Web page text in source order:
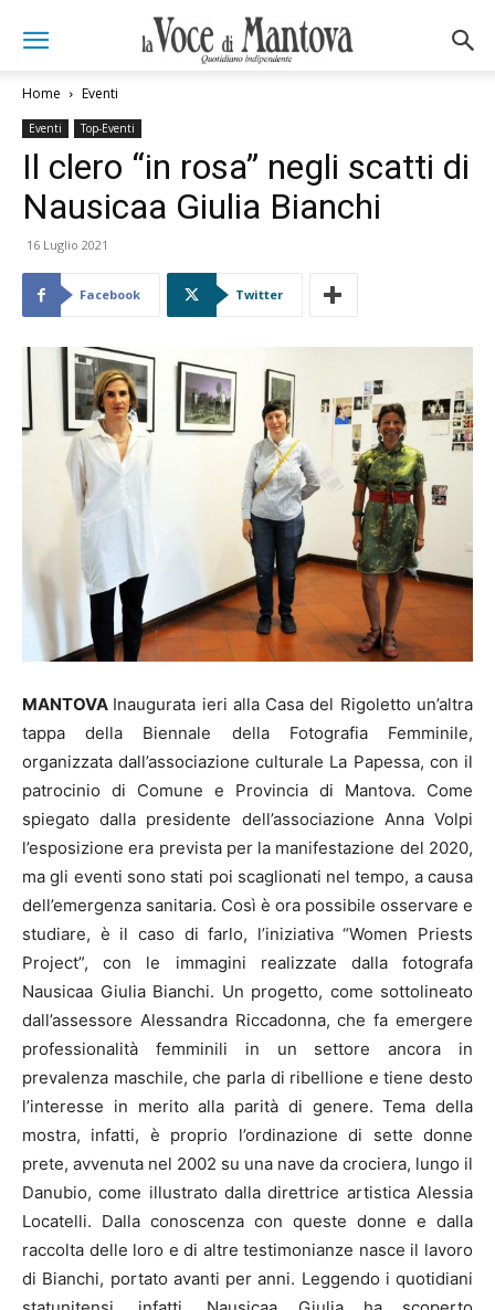
Home Eventi
Eventi Top-Eventi
Il clero “in rosa” negli scatti di
Nausicaa Giulia Bianchi
16 Luglio 2021
Facebook Twitter
MANTOVA Inaugurata ieri alla Casa del Rigoletto un’altra
tappa della Biennale della Fotografia Femminile,
organizzata dall’associazione culturale La Papessa, con il
patrocinio di Comune e Provincia di Mantova. Come
spiegato dalla presidente dell’associazione Anna Volpi
l’esposizione era prevista per la manifestazione del 2020,
ma gli eventi sono stati poi scaglionati nel tempo, a causa
dell’emergenza sanitaria. Così è ora possibile osservare e
studiare, è il caso di farlo, l’iniziativa “Women Priests
Project”, con le immagini realizzate dalla fotografa
Nausicaa Giulia Bianchi. Un progetto, come sottolineato
dall’assessore Alessandra Riccadonna, che fa emergere
professionalità femminili in un settore ancora in
prevalenza maschile, che parla di ribellione e tiene desto
l’interesse in merito alla parità di genere. Tema della
mostra, infatti, è proprio l’ordinazione di sette donne
prete, avvenuta nel 2002 su una nave da crociera, lungo il
Danubio, come illustrato dalla direttrice artistica Alessia
Locatelli. Dalla conoscenza con queste donne e dalla
raccolta delle loro e di altre testimonianze nasce il lavoro
di Bianchi, portato avanti per anni. Leggendo i quotidiani